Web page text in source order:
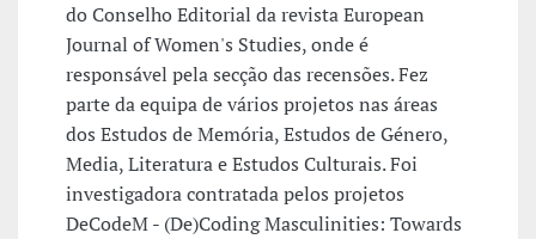
do Conselho Editorial da revista European
Journal of Women's Studies, onde é
responsável pela secção das recensões. Fez
parte da equipa de vários projetos nas áreas
dos Estudos de Memória, Estudos de Género,
Media, Literatura e Estudos Culturais. Foi
investigadora contratada pelos projetos
DeCodeM - (De)Coding Masculinities: Towards